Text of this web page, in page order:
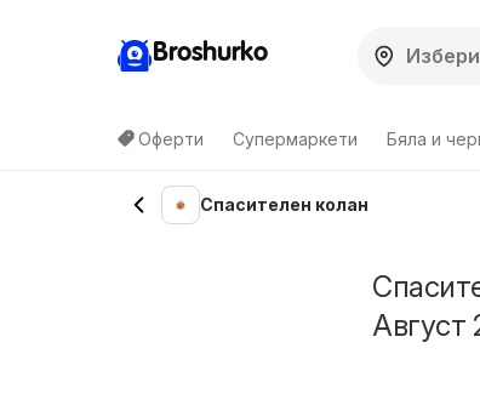
Broshurko
Оферти Супермаркети Бяла и
Спасителен колан
Август